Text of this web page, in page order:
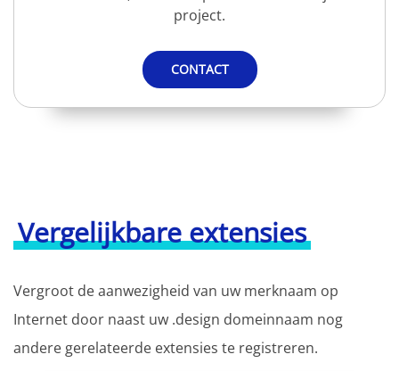
project.
CONTACT
Vergelijkbare extensies
Vergroot de aanwezigheid van uw merknaam op
Internet door naast uw .design domeinnaam nog
andere gerelateerde extensies te registreren.